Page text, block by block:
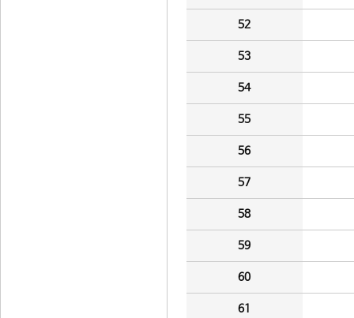
52
53
54
55
56
57
58
59
60
61